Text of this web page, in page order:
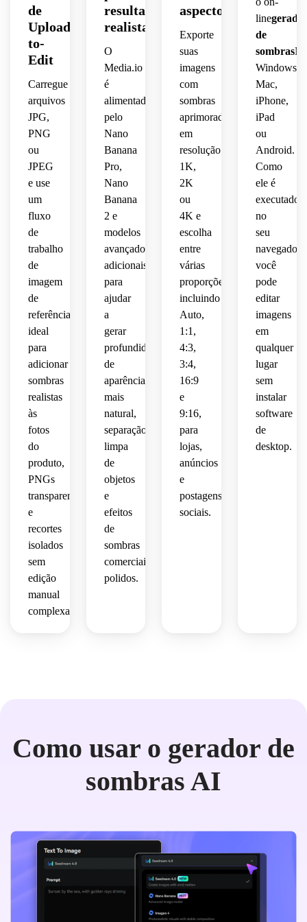
opacidade
suave,
bordas
penadas
iluminação
de
estúdio
equilibrada
e um
acabamento
fotográfico
polido
do
produto
de
comércio
eletrônico.
contraste
iluminação
comercial
premium
isolada
produto-
adequada
anúncios
anúncios.
textura
sutil
do
consistência
iluminação
que
se
e
crível,
use
sombras
suaves
com
de
uma
dramática,
mas
natural,
para
natural,
com
fundo
branco,
opacidade
realista
uma
profissional
de
listagem
de
que
evita
efeitos
distraídos.
de
Upload-
to-
Edit
Carregue
arquivos
JPG,
PNG
ou
JPEG
e use
um
fluxo
de
trabalho
de
imagem
de
referência
ideal
para
adicionar
sombras
realistas
às
fotos
do
produto,
PNGs
transparentes
e
recortes
isolados
sem
edição
manual
complexa.
resultados
realistas
O
Media.io
é
alimentado
pelo
Nano
Banana
Pro,
Nano
Banana
2 e
modelos
avançados
adicionais
para
ajudar
a
gerar
profundidade
de
aparência
mais
natural,
separação
limpa
de
objetos
e
efeitos
de
sombras
comerciais
polidos.
aspecto
Exporte
suas
imagens
com
sombras
aprimoradas
em
resolução
1K,
2K
ou
4K e
escolha
entre
várias
proporções,
incluindo
Auto,
1:1,
4:3,
3:4,
16:9
e
9:16,
para
lojas,
anúncios
e
postagens
sociais.
line
de
sombras
Windows,
Mac,
iPhone,
iPad
ou
Android.
Como
ele é
executado
no
seu
navegador,
você
pode
editar
imagens
em
qualquer
lugar
sem
instalar
software
de
desktop.
Como usar o gerador de
sombras AI